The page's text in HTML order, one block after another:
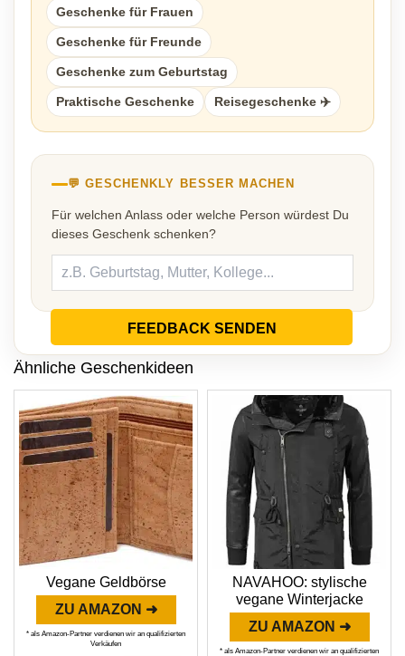
Geschenke für Frauen
Geschenke für Freunde
Geschenke zum Geburtstag
Praktische Geschenke Reisegeschenke ✈️
💬 GESCHENKLY BESSER MACHEN
Für welchen Anlass oder welche Person würdest Du
dieses Geschenk schenken?
FEEDBACK SENDEN
Ähnliche Geschenkideen
Vegane Geldbörse
ZU AMAZON ➜
* als Amazon-Partner verdienen wir an qualifizierten
Verkäufen
NAVAHOO: stylische
vegane Winterjacke
ZU AMAZON ➜
* als Amazon-Partner verdienen wir an qualifizierten